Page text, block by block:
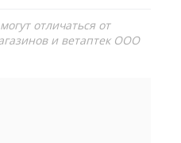
отличаться от
и ветаптек ООО